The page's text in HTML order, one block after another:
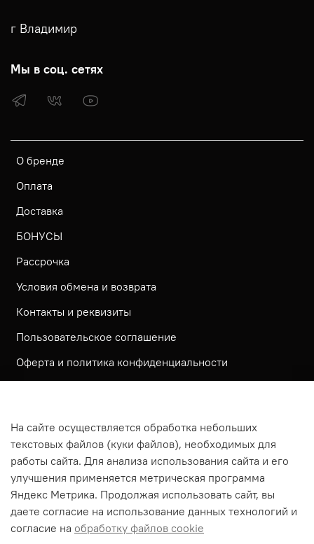
О бренде
Оплата
Доставка
БОНУСЫ
Рассрочка
Условия обмена и возврата
Контакты и реквизиты
Пользовательское соглашение
Оферта и политика конфиденциальности
Согласие посетителя сайта на обработку
персональных данных
На сайте используется метрическая система ЯНДЕКС
МЕТРИКА
На сайте применяются рекомендательные технологии
г Владимир
Мы в соц. сетях
На сайте осуществляется обработка небольших
текстовых файлов (куки файлов), необходимых для
работы сайта. Для анализа использования сайта и его
улучшения применяется метрическая программа
Яндекс Метрика. Продолжая использовать сайт, вы
даете согласие на использование данных технологий и
согласие на обработку файлов cookie